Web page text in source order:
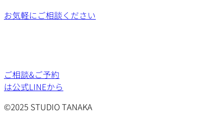
お気軽にご相談ください
ご相談&ご予約
は公式LINEから
©2025 STUDIO TANAKA